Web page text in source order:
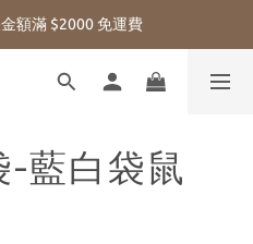
額滿 $2000 免運費
藍白袋鼠